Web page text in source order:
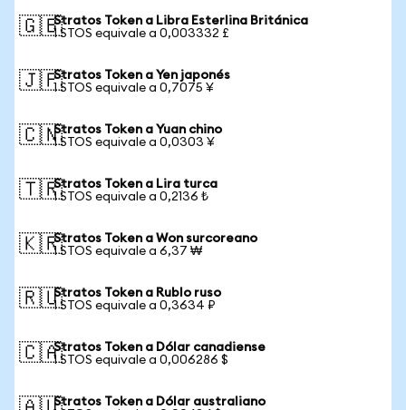
🇬🇧Stratos Token a Libra Esterlina Británica
1 STOS equivale a 0,003332 £
🇯🇵Stratos Token a Yen japonés
1 STOS equivale a 0,7075 ¥
🇨🇳Stratos Token a Yuan chino
1 STOS equivale a 0,0303 ¥
🇹🇷Stratos Token a Lira turca
1 STOS equivale a 0,2136 ₺
🇰🇷Stratos Token a Won surcoreano
1 STOS equivale a 6,37 ₩
🇷🇺Stratos Token a Rublo ruso
1 STOS equivale a 0,3634 ₽
🇨🇦Stratos Token a Dólar canadiense
1 STOS equivale a 0,006286 $
Stratos Token a Dólar australiano